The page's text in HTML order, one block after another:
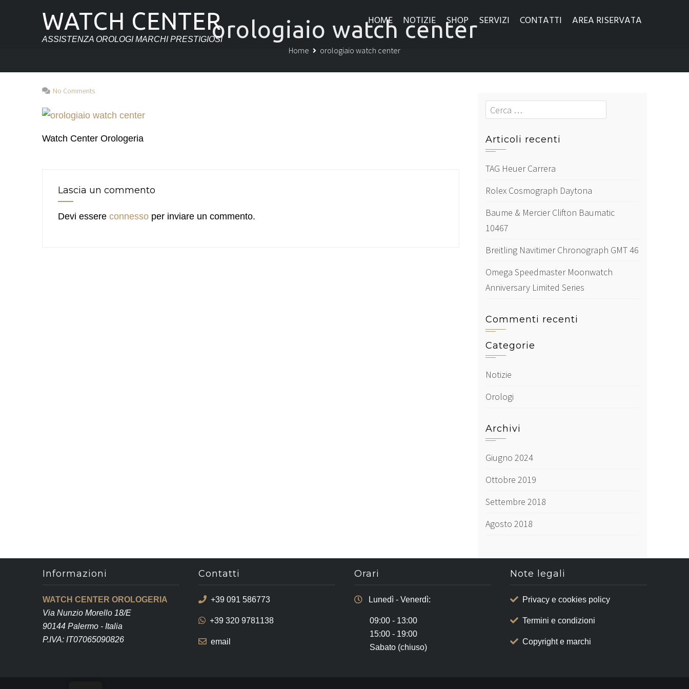
WATCH CENTER
ASSISTENZA OROLOGI MARCHI PRESTIGIOSI
HOME NOTIZIE SHOP SERVIZI CONTATTI AREA RISERVATA
orologiaio watch center
Home orologiaio watch center
No Comments
Watch Center Orologeria
Lascia un commento
Devi essere connesso per inviare un commento.
Cerca
Articoli recenti
TAG Heuer Carrera
Rolex Cosmograph Daytona
Baume & Mercier Clifton Baumatic
10467
Breitling Navitimer Chronograph GMT 46
Omega Speedmaster Moonwatch
Anniversary Limited Series
Commenti recenti
Categorie
Notizie
Orologi
Archivi
Giugno 2024
Ottobre 2019
Settembre 2018
Agosto 2018
Informazioni
WATCH CENTER OROLOGERIA
Via Nunzio Morello 18/E
90144 Palermo - Italia
P.IVA: IT07065090826
Contatti
+39 091 586773
+39 320 9781138
email
Orari
Lunedì - Venerdì:
09:00 - 13:00
15:00 - 19:00
Sabato (chiuso)
Note legali
Privacy e cookies policy
Termini e condizioni
Copyright e marchi